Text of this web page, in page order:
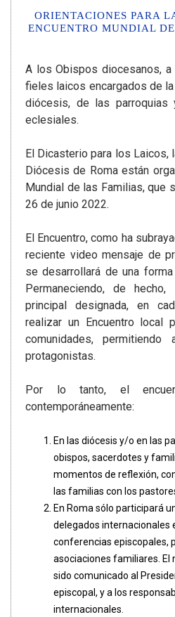
ORIENTACIONES PARA
ENCUENTRO MUNDIAL
A los Obispos diocesanos,
fieles laicos encargados de
diócesis, de las
eclesiales.
El Dicasterio para los Laicos,
Diócesis de Roma están
Mundial de las Familias, que
26 de junio 2022.
El Encuentro, como ha
reciente video mensaje de
se desarrollará de una
Permaneciendo, de
principal designada, en
realizar un Encuentro local
comunidades,
protagonistas.
Por lo tanto, el
contemporáneamente:
En las diócesis y/o en las
obispos, sacerdotes y
momentos de reflexión,
las familias con los
En Roma sólo participará
delegados internacionales
conferencias episcopales,
asociaciones familiares. El
sido comunicado al
episcopal, y a los
internacionales.